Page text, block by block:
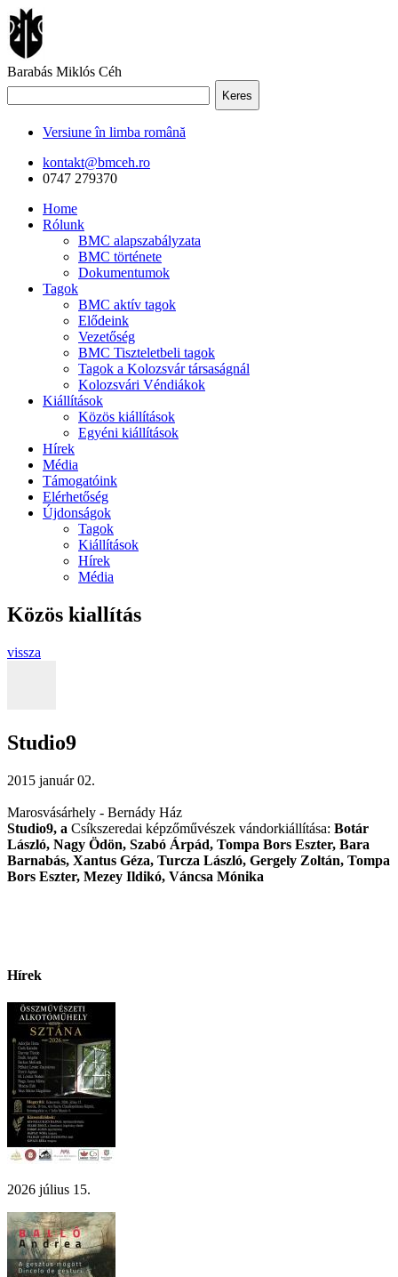
Barabás Miklós Céh
Keres
Versiune în limba română
kontakt@bmceh.ro
0747 279370
Home
Rólunk
BMC alapszabályzata
BMC története
Dokumentumok
Tagok
BMC aktív tagok
Elődeink
Vezetőség
BMC Tiszteletbeli tagok
Tagok a Kolozsvár társaságnál
Kolozsvári Véndiákok
Kiállítások
Közös kiállítások
Egyéni kiállítások
Hírek
Média
Támogatóink
Elérhetőség
Újdonságok
Tagok
Kiállítások
Hírek
Média
Közös kiallítás
vissza
Studio9
2015 január 02.
Marosvásárhely - Bernády Ház
Studio9, a Csíkszeredai képzőművészek vándorkiállítása: Botár
László, Nagy Ödön, Szabó Árpád, Tompa Bors Eszter, Bara
Barnabás, Xantus Géza, Turcza László, Gergely Zoltán, Tompa
Bors Eszter, Mezey Ildikó, Váncsa Mónika
Hírek
2026 július 15.